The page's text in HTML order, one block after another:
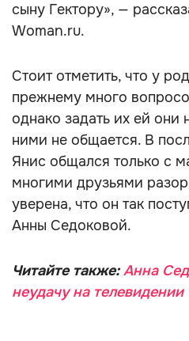
сыну Гектору», —
Woman.ru.
Стоит отметить, что у
прежнему много
однако задать их ей они
ними не общается. В
Янис общался только с
многими друзьями
уверена, что он так
Анны Седоковой.
Читайте также: Анна
неудачу на телевидении